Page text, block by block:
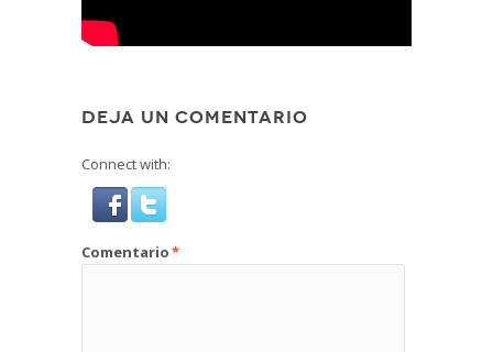
DEJA UN COMENTARIO
Connect with:
Comentario*